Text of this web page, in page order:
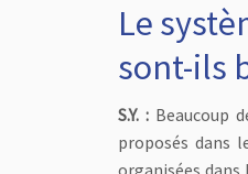
Le
sont-ils
S.Y. : Beaucoup
proposés dans